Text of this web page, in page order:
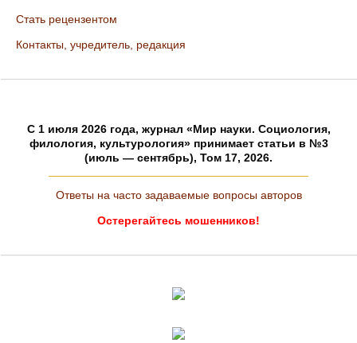
Стать рецензентом
Контакты, учредитель, редакция
C 1 июля 2026 года, журнал «Мир науки. Социология,
филология, культурология» принимает статьи в №3
(июль — сентябрь), Том 17, 2026.
Ответы на часто задаваемые вопросы авторов
Остерегайтесь мошенников!